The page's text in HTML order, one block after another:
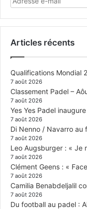
Articles récents
Qualifications Mondial
7 août 2026
Classement Padel –
7 août 2026
Yes Yes Padel
7 août 2026
Di Nenno / Navarro au
7 août 2026
Leo Augsburger : « Je
7 août 2026
Clément Geens : «
7 août 2026
Camilia Benabdeljalil
7 août 2026
Du football au padel :